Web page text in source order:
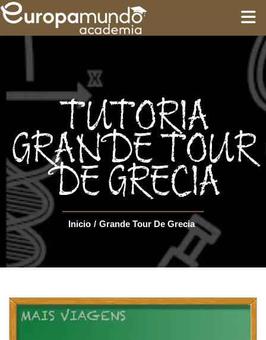
ROTEIROS
Language
TUTORIA
GRANDE TOUR
DE GRECIA
Inicio / Grande Tour De Grecia